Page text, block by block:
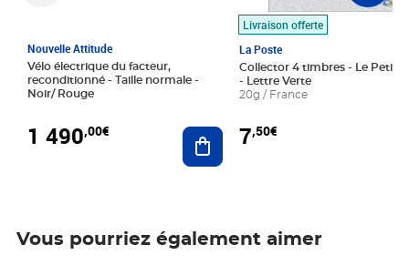
Nouvelle Attitude
Vélo électrique du facteur,
reconditionné - Taille normale -
Noir/ Rouge
1 490,00€ Ajouter au panier
Livraison offerte
La Poste
Collector 4 timbres - Le Petit
- Lettre Verte
20g / France
7,50€
Vous pourriez également aimer